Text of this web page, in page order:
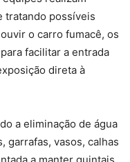
tratando possíveis
o carro fumacê, os
facilitar a entrada
direta à
a eliminação de água
garrafas, vasos, calhas
a manter quintais